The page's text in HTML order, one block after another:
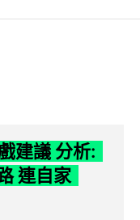
建議 分析:
連自家